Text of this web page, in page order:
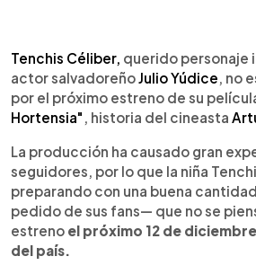
► Escuchar artículo
Tenchis Céliber, querido personaje
actor salvadoreño Julio Yúdice , no
por el próximo estreno de su
Hortensia" , historia del cineasta
La producción ha causado gran
seguidores, por lo que la niña
preparando con una buena
pedido de sus fans— que no se
estreno el próximo 12 de
del país.